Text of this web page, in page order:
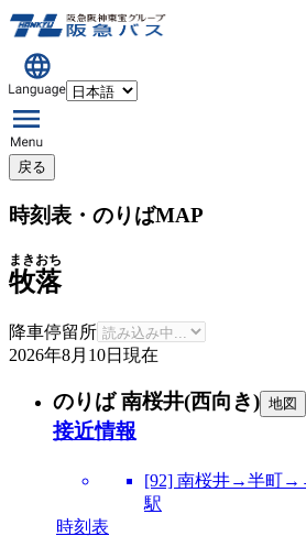
戻る
時刻表・のりばMAP
牧落
まきおち
降車停留所
2026年8月10日 現在
のりば 南桜井(西向き) 地図
接近情報
[92] 南桜井→半町
駅
時刻表